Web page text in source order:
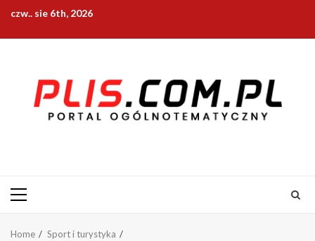
content
czw.. sie 6th, 2026
Primary
Home
Sport i turystyka